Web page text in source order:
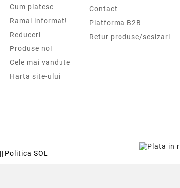
Cum platesc
Ramai informat!
Reduceri
Produse noi
Cele mai vandute
Harta site-ului
Contact
Platforma B2B
Retur produse/sesizari
|| Politica SOL